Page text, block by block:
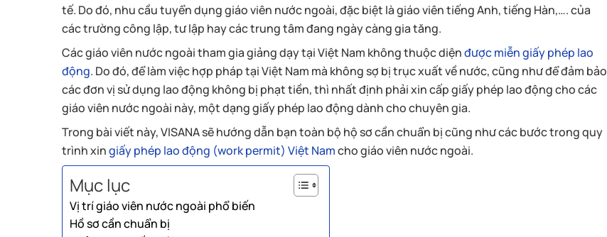
tế. Do đó, nhu cầu tuyển dụng giáo viên nước ngoài, đặc biệt là giáo viên tiếng Anh, tiếng Hàn,…. của
các trường công lập, tư lập hay các trung tâm đang ngày càng gia tăng.
Các giáo viên nước ngoài tham gia giảng dạy tại Việt Nam không thuộc diệnđược miễn giấy phép lao
động. Do đó, để làm việc hợp pháp tại Việt Nam mà không sợ bị trục xuất về nước, cũng như để đảm bảo
các đơn vị sử dụng lao động không bị phạt tiền, thì nhất định phải xin cấp giấy phép lao động cho các
giáo viên nước ngoài này, một dạng giấy phép lao động dành cho chuyên gia.
Trong bài viết này, VISANA sẽ hướng dẫn bạn toàn bộ hộ sơ cần chuẩn bị cũng như các bước trong quy
trình xingiấy phép lao động (work permit) Việt Namcho giáo viên nước ngoài.
Mục lục
Vị trí giáo viên nước ngoài phổ biến
Hồ sơ cần chuẩn bị